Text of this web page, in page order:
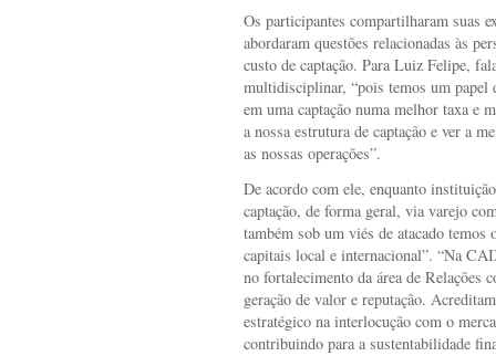
Os participantes compartilharam suas
abordaram questões relacionadas às
custo de captação. Para Luiz Felipe,
multidisciplinar, “pois temos um papel
em uma captação numa melhor taxa e
a nossa estrutura de captação e ver a
as nossas operações”.
De acordo com ele, enquanto
captação, de forma geral, via varejo
também sob um viés de atacado temos
capitais local e internacional”. “Na
no fortalecimento da área de Relações
geração de valor e reputação.
estratégico na interlocução com o
contribuindo para a sustentabilidade